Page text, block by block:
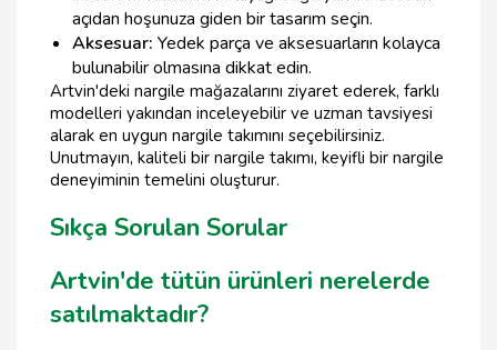
açıdan hoşunuza giden bir tasarım seçin.
Aksesuar: Yedek parça ve aksesuarların kolayca
bulunabilir olmasına dikkat edin.
Artvin'deki nargile mağazalarını ziyaret ederek, farklı
modelleri yakından inceleyebilir ve uzman tavsiyesi
alarak en uygun nargile takımını seçebilirsiniz.
Unutmayın, kaliteli bir nargile takımı, keyifli bir nargile
deneyiminin temelini oluşturur.
Sıkça Sorulan Sorular
Artvin'de tütün ürünleri nerelerde
satılmaktadır?